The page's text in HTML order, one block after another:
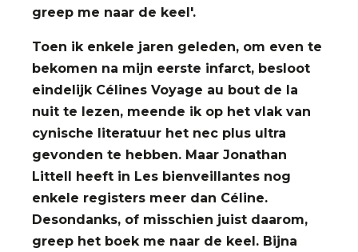
greep me naar de keel'.
Toen ik enkele jaren geleden, om even te
bekomen na mijn eerste infarct, besloot
eindelijk Célines Voyage au bout de la
nuit te lezen, meende ik op het vlak van
cynische literatuur het nec plus ultra
gevonden te hebben. Maar Jonathan
Littell heeft in Les bienveillantes nog
enkele registers meer dan Céline.
Desondanks, of misschien juist daarom,
greep het boek me naar de keel. Bijna